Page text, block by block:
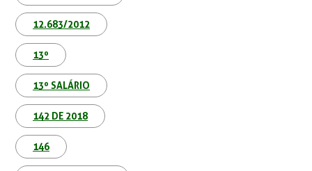
12.683/2012
13º
13º SALÁRIO
142 DE 2018
146